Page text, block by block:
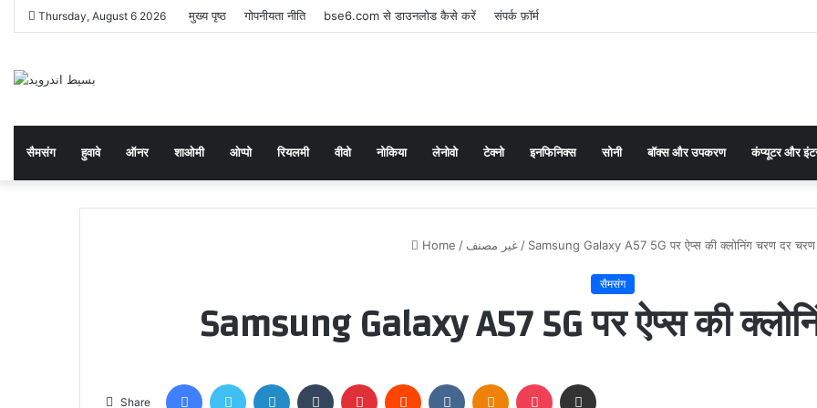
Thursday, August 6 2026 मुख्य पृष्ठ गोपनीयता नीति bse6.com से डाउनलोड कैसे करें संपर्क फ़ॉर्म
सैमसंग हुवावे ऑनर शाओमी ओप्पो रियलमी वीवो नोकिया लेनोवो टेक्नो इनफिनिक्स सोनी बॉक्स और उपकरण कंप्यूटर और
Home / غير مصنف / Samsung Galaxy A57 5G पर ऐप्स की क्लोनिंग चरण दर चरण
सैमसंग
Samsung Galaxy A57 5G पर ऐप्स की
Share
FacebookTwitter LinkedIn Tumblr Pinterest Reddit VKontakteOdnoklassniki
Pocket